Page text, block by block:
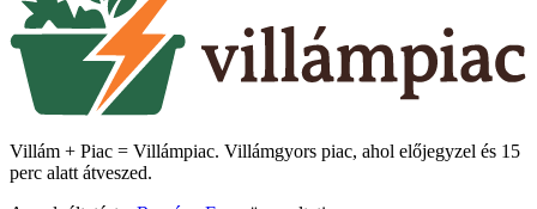
Villám + Piac = Villámpiac. Villámgyors piac, ahol előjegyzel és 15
perc alatt átveszed.